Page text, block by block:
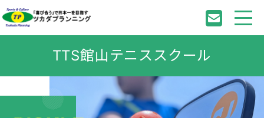
TTS館山テニススクール